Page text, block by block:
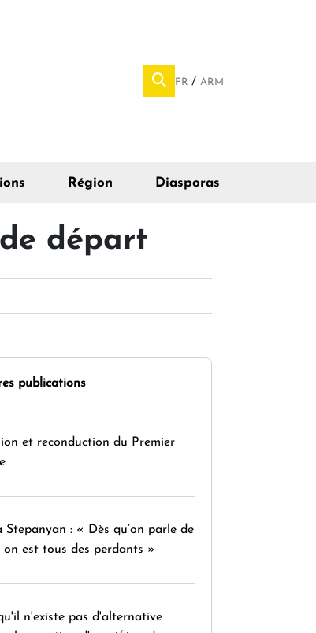
FR ARM
Région Diasporas
départ
publications
et reconduction du Premier
Stepanyan : « Dès qu’on parle de
on est tous des perdants »
n'existe pas d'alternative